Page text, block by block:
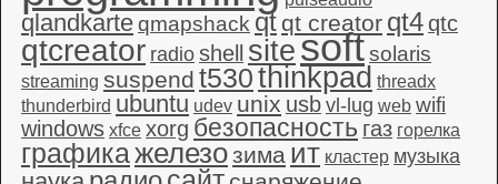
qlandkarteqmapshack qt qt creator qt4qtc
qtcreator radio shell sitesoftsolaris
streaming suspend t530thinkpad threadx
thunderbird ubuntu udev unix usb vl-lug web wifi
windows xfce xorg безопасность газ горелка
графикажелезозима ит кластер музыка